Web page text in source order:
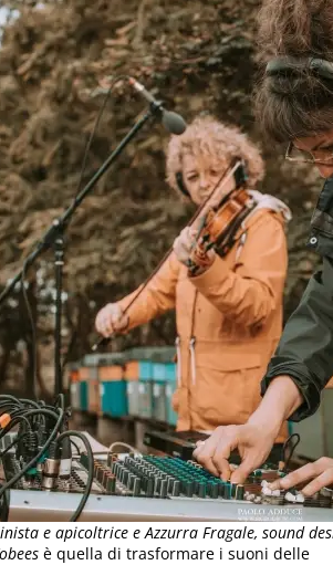
e apicoltrice e Azzurra Fragale, sound
è quella di trasformare i suoni delle